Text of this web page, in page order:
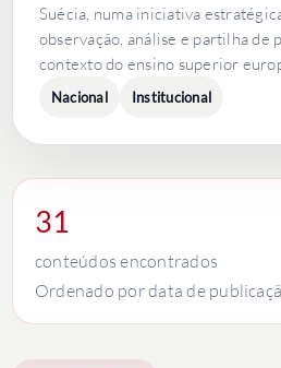
Suécia, numa iniciativa
observação, análise e partilha de
contexto do ensino superior
Nacional Institucional
31
conteúdos encontrados
Ordenado por data de